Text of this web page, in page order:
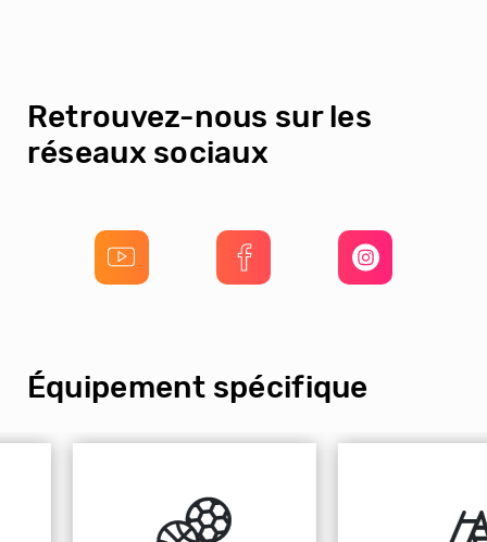
Équipement spécifique
Retrouvez-nous sur les
réseaux sociaux